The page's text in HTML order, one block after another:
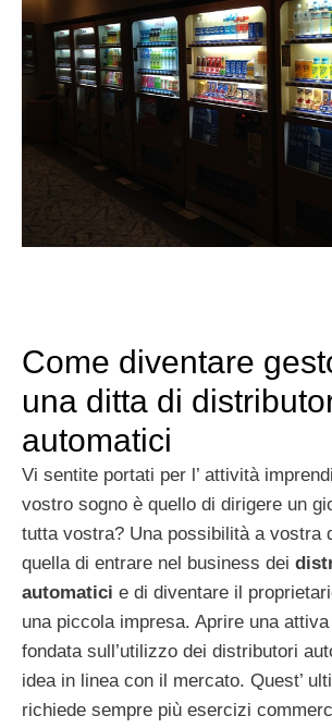
Come diventare
una ditta di
automatici
Vi sentite portati per l’ attività
vostro sogno è quello di dirigere un
tutta vostra? Una possibilità a vostra
quella di entrare nel business dei
automatici e di diventare il
una piccola impresa. Aprire una
fondata sull’utilizzo dei distributori
idea in linea con il mercato. Quest’
richiede sempre più esercizi